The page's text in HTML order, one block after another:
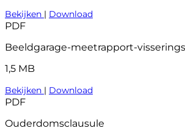
Bekijken | Download
PDF
1,5 MB
Bekijken | Download
PDF
Ouderdomsclausule